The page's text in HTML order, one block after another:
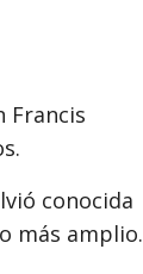
Francis
conocida
más amplio.